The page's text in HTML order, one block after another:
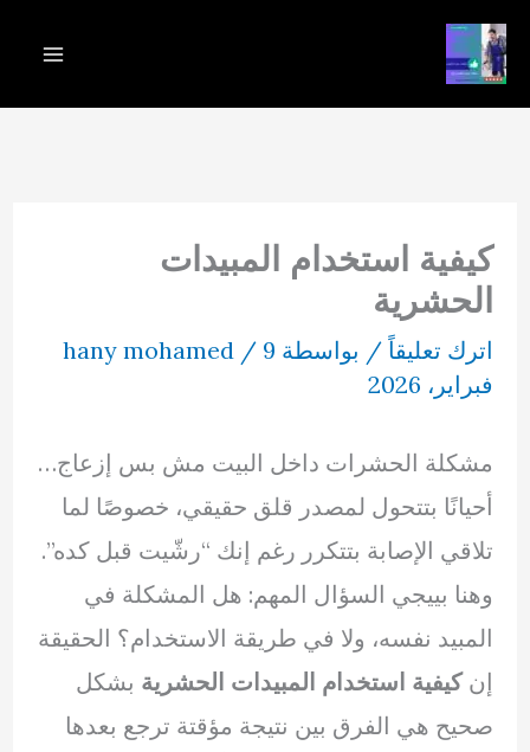
تخطي
إلى
المحتوى
كيفية استخدام المبيدات
الحشرية
اترك تعليقاً / بواسطة hany mohamed / 9
فبراير، 2026
مشكلة الحشرات داخل البيت مش بس إزعاج…
أحيانًا بتتحول لمصدر قلق حقيقي، خصوصًا لما
تلاقي الإصابة بتتكرر رغم إنك “رشّيت قبل كده”.
وهنا بييجي السؤال المهم: هل المشكلة في
المبيد نفسه، ولا في طريقة الاستخدام؟ الحقيقة
إنكيفية استخدام المبيدات الحشرية بشكل
صحيح هي الفرق بين نتيجة مؤقتة ترجع بعدها